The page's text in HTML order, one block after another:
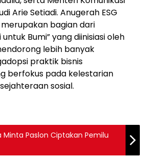
Arie Setiadi. Anugerah ESG
merupakan bagian dari
Bumi” yang diinisiasi oleh
lebih banyak
praktik bisnis
berfokus pada kelestarian
sosial.
Minta Paslon Ciptakan Pemilu